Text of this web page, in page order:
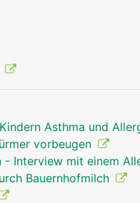
Asthma und
vorbeugen
Interview mit einem
Bauernhofmilch